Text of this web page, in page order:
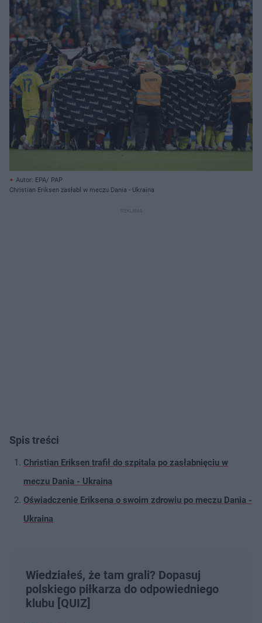
Autor: EPA/ PAP
Christian Eriksen zasłabł w meczu Dania - Ukraina
Spis treści
Christian Eriksen trafił do szpitala po zasłabnięciu w
meczu Dania - Ukraina
Oświadczenie Eriksena o swoim zdrowiu po meczu Dania -
Ukraina
Wiedziałeś, że tam grali? Dopasuj
polskiego piłkarza do odpowiedniego
klubu [QUIZ]